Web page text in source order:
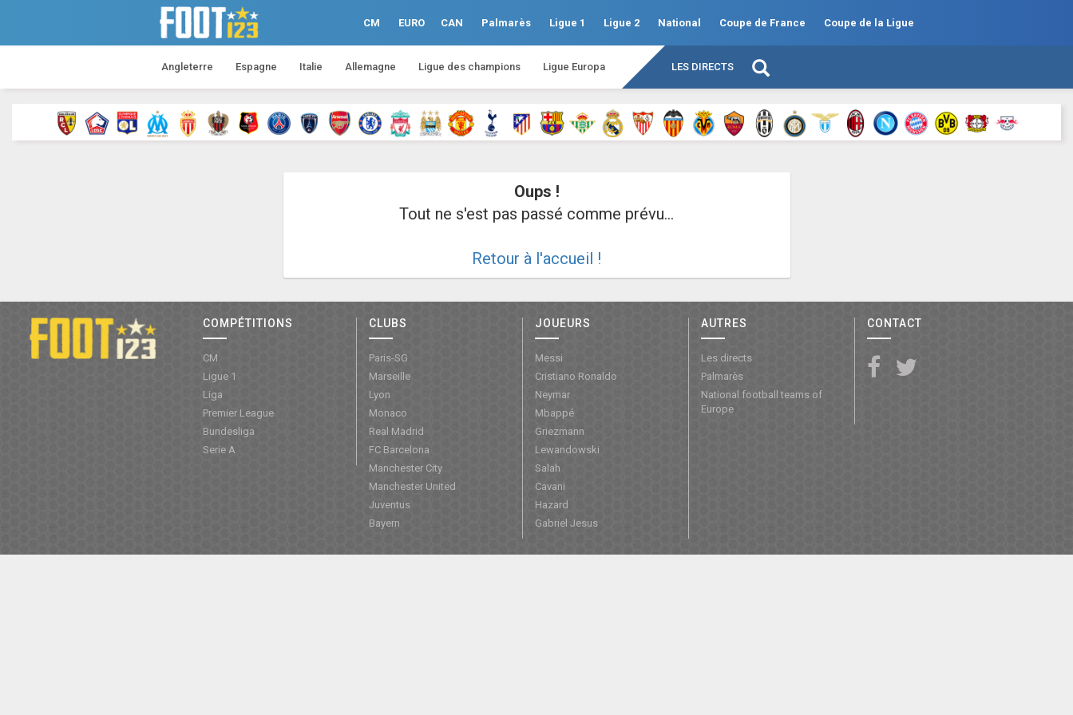
CM EURO CAN Palmarès Ligue 1 Ligue 2 National Coupe de France Coupe de la Ligue
Angleterre Espagne Italie Allemagne Ligue des champions Ligue Europa LES DIRECTS
Oups !
Tout ne s'est pas passé comme prévu...
Retour à l'accueil !
COMPÉTITIONS
CM
Ligue 1
Liga
Premier League
Bundesliga
Serie A
CLUBS
Paris-SG
Marseille
Lyon
Monaco
Real Madrid
FC Barcelona
Manchester City
Manchester United
Juventus
Bayern
JOUEURS
Messi
Cristiano Ronaldo
Neymar
Mbappé
Griezmann
Lewandowski
Salah
Cavani
Hazard
Gabriel Jesus
AUTRES
Les directs
Palmarès
National football teams of
Europe
CONTACT